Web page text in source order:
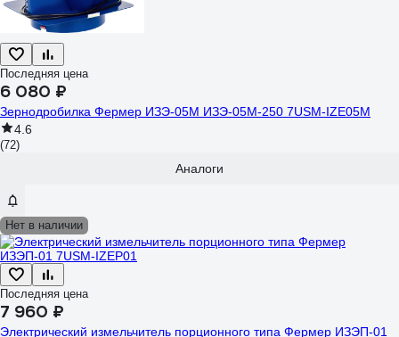
Последняя цена
6 080 ₽
Зернодробилка Фермер ИЗЭ-05М ИЗЭ-05М-250 7USM-IZE05M
4.6
(72)
Аналоги
Нет в наличии
Последняя цена
7 960 ₽
Электрический измельчитель порционного типа Фермер ИЗЭП-01